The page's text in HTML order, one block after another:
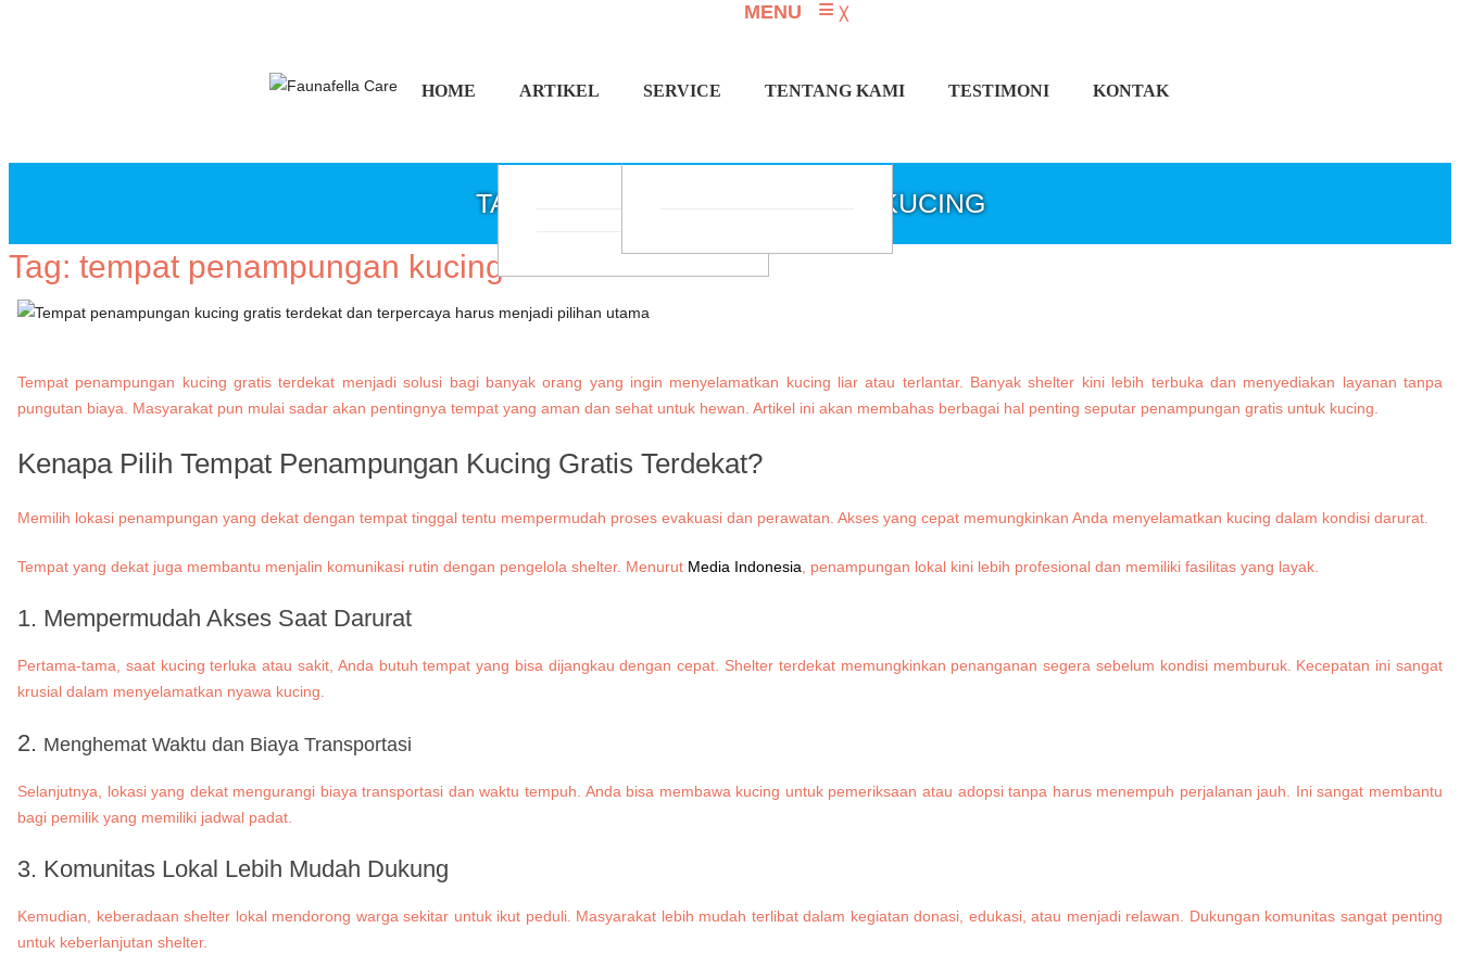
MENU ≡ ╳
HOME ARTIKEL SERVICE TENTANG KAMI TESTIMONI KONTAK
TAG: TEMPAT PENAMPUNGAN KUCING
Tag: tempat penampungan kucing
Tempat penampungan kucing gratis terdekat menjadi solusi bagi banyak orang yang ingin menyelamatkan kucing liar atau terlantar. Banyak shelter kini lebih terbuka dan menyediakan layanan tanpa
pungutan biaya. Masyarakat pun mulai sadar akan pentingnya tempat yang aman dan sehat untuk hewan. Artikel ini akan membahas berbagai hal penting seputar penampungan gratis untuk kucing.
Kenapa Pilih Tempat Penampungan Kucing Gratis Terdekat?
Memilih lokasi penampungan yang dekat dengan tempat tinggal tentu mempermudah proses evakuasi dan perawatan. Akses yang cepat memungkinkan Anda menyelamatkan kucing dalam kondisi darurat.
Tempat yang dekat juga membantu menjalin komunikasi rutin dengan pengelola shelter. Menurut Media Indonesia , penampungan lokal kini lebih profesional dan memiliki fasilitas yang layak.
1. Mempermudah Akses Saat Darurat
Pertama-tama, saat kucing terluka atau sakit, Anda butuh tempat yang bisa dijangkau dengan cepat. Shelter terdekat memungkinkan penanganan segera sebelum kondisi memburuk. Kecepatan ini sangat
krusial dalam menyelamatkan nyawa kucing.
2. Menghemat Waktu dan Biaya Transportasi
Selanjutnya, lokasi yang dekat mengurangi biaya transportasi dan waktu tempuh. Anda bisa membawa kucing untuk pemeriksaan atau adopsi tanpa harus menempuh perjalanan jauh. Ini sangat membantu
bagi pemilik yang memiliki jadwal padat.
3. Komunitas Lokal Lebih Mudah Dukung
Kemudian, keberadaan shelter lokal mendorong warga sekitar untuk ikut peduli. Masyarakat lebih mudah terlibat dalam kegiatan donasi, edukasi, atau menjadi relawan. Dukungan komunitas sangat penting
untuk keberlanjutan shelter.